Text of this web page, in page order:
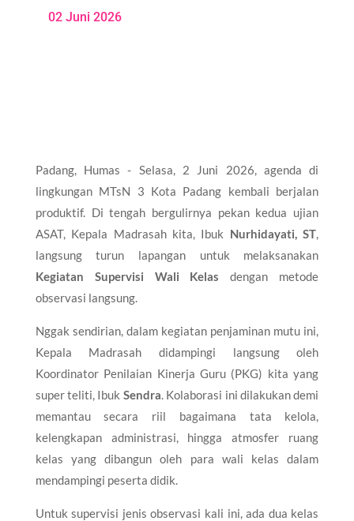
02 Juni 2026
Padang, Humas - Selasa, 2 Juni 2026, agenda di
lingkungan MTsN 3 Kota Padang kembali berjalan
produktif. Di tengah bergulirnya pekan kedua ujian
ASAT, Kepala Madrasah kita, Ibuk Nurhidayati, ST,
langsung turun lapangan untuk melaksanakan
Kegiatan Supervisi Wali Kelas dengan metode
observasi langsung.
Nggak sendirian, dalam kegiatan penjaminan mutu ini,
Kepala Madrasah didampingi langsung oleh
Koordinator Penilaian Kinerja Guru (PKG) kita yang
super teliti, Ibuk Sendra. Kolaborasi ini dilakukan demi
memantau secara riil bagaimana tata kelola,
kelengkapan administrasi, hingga atmosfer ruang
kelas yang dibangun oleh para wali kelas dalam
mendampingi peserta didik.
Untuk supervisi jenis observasi kali ini, ada dua kelas